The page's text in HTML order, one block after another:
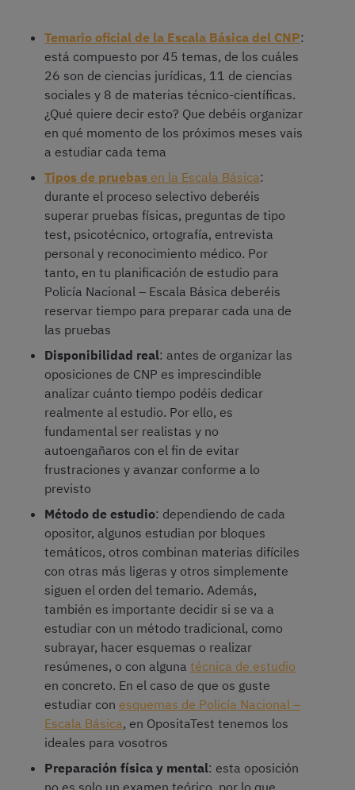
Temario oficial de la Escala Básica del CNP:
está compuesto por 45 temas, de los cuáles
26 son de ciencias jurídicas, 11 de ciencias
sociales y 8 de materias técnico-científicas.
¿Qué quiere decir esto? Que debéis organizar
en qué momento de los próximos meses vais
a estudiar cada tema
Tipos de pruebas en la Escala Básica:
durante el proceso selectivo deberéis
superar pruebas físicas, preguntas de tipo
test, psicotécnico, ortografía, entrevista
personal y reconocimiento médico. Por
tanto, en tu planificación de estudio para
Policía Nacional – Escala Básica deberéis
reservar tiempo para preparar cada una de
las pruebas
Disponibilidad real: antes de organizar las
oposiciones de CNP es imprescindible
analizar cuánto tiempo podéis dedicar
realmente al estudio. Por ello, es
fundamental ser realistas y no
autoengañaros con el fin de evitar
frustraciones y avanzar conforme a lo
previsto
Método de estudio: dependiendo de cada
opositor, algunos estudian por bloques
temáticos, otros combinan materias difíciles
con otras más ligeras y otros simplemente
siguen el orden del temario. Además,
también es importante decidir si se va a
estudiar con un método tradicional, como
subrayar, hacer esquemas o realizar
resúmenes, o con alguna técnica de estudio
en concreto. En el caso de que os guste
estudiar con esquemas de Policía Nacional –
Escala Básica, en OpositaTest tenemos los
ideales para vosotros
Preparación física y mental: esta oposición